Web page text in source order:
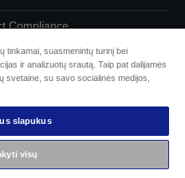
Compliance
dėl savo duomenų
dėl prieinamumo
2026 m.
tinkamai, suasmenintų turinį bei
ir analizuotų srautą. Taip pat dalijamės
svetaine, su savo socialinės medijos,
slapukus
visų